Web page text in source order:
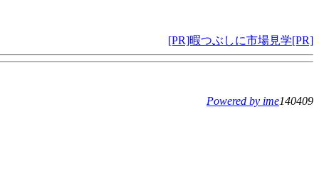
[PR]暇つぶしに市場見学[PR]
Powered by ime140409